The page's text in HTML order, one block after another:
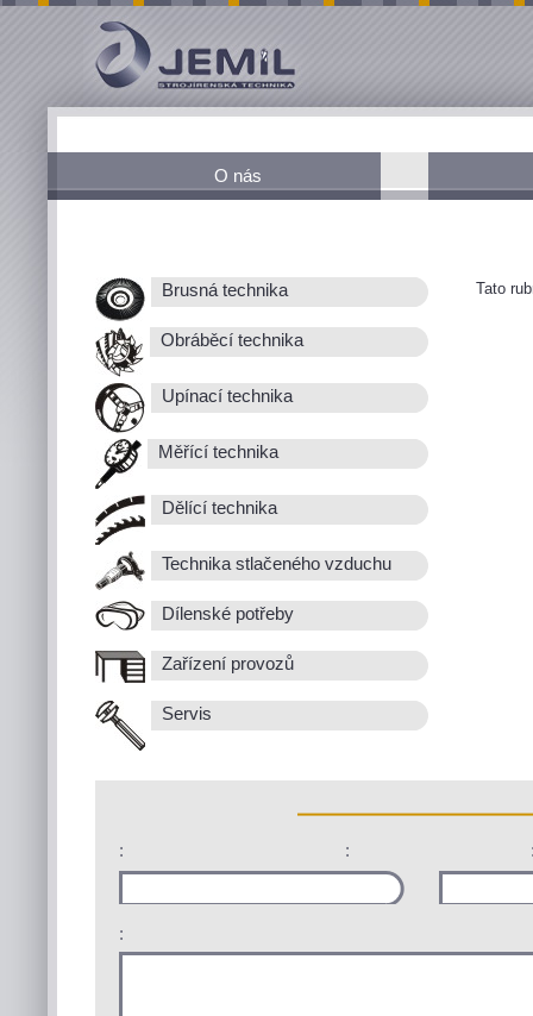
O nás
Brusná technika
Obráběcí technika
Upínací technika
Měřící technika
Dělící technika
Technika stlačeného vzduchu
Dílenské potřeby
Zařízení provozů
Servis
Tato
: :
: